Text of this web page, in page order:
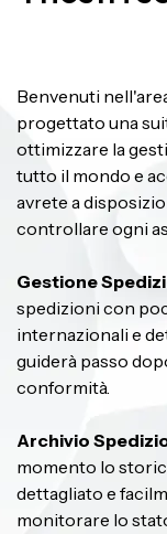
Benvenuti
progettato una
ottimizzare la
tutto il mondo e
avrete a
controllare ogni
Gestione
spedizioni con
internazionali e
guiderà passo
conformità.
Archivio
momento lo
dettagliato e
monitorare lo